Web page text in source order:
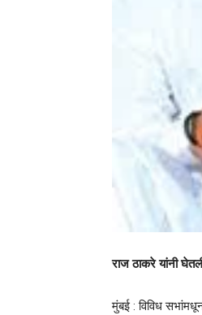
राज ठाकरे यांनी
मुंबई : विविध